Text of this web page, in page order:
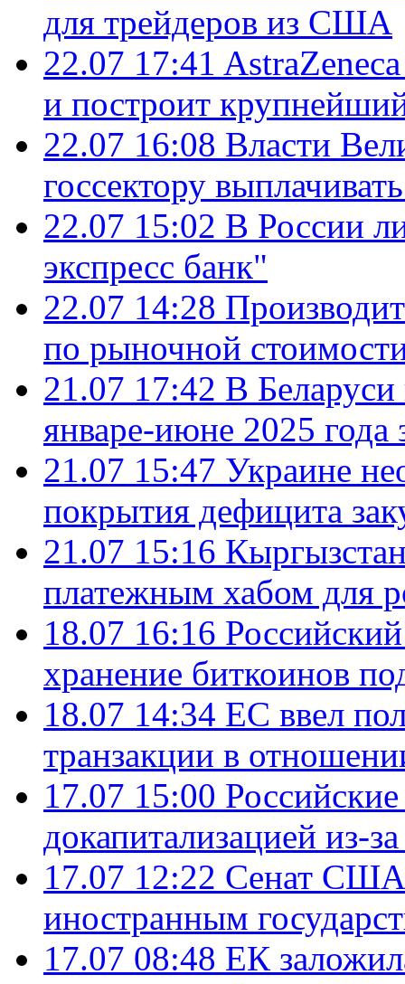
для трейдеров из США
22.07 17:41
и построит
22.07 16:08 Власти
госсектору
22.07 15:02 В России
экспресс банк"
22.07 14:28
по рыночной
21.07 17:42 В Беларуси
январе-июне 2025 года
21.07 15:47 Украине
покрытия дефицита
21.07 15:16
платежным хабом для
18.07 16:16
хранение биткоинов
18.07 14:34 ЕС ввел
транзакции в
17.07 15:00
докапитализацией из-
17.07 12:22 Сенат США
иностранным
17.07 08:48 ЕК